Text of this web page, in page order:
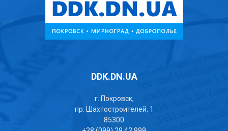
DDK.DN.UA
г. Покровск,
пр. Шахтостроителей, 1
85300